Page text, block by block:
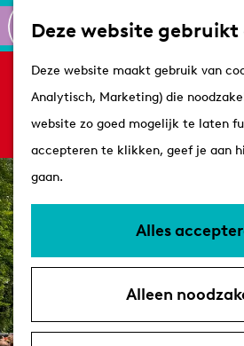
Deze website gebruikt
Deze website maakt gebruik van
Analytisch, Marketing) die
website zo goed mogelijk te laten
accepteren te klikken, geef je aan
gaan.
Alles
Alleen
a
r
d
e
h
o
m
K
a
r
t
Z
e
k
e
n
e
n
u
Sorry, deze activiteit is niet
Bekijk het actuele aanbod
opties.